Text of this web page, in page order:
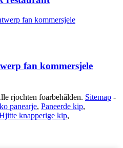
fan kommersjele
rjochten foarbehâlden. Sitemap -
panearje, Paneerde kip,
knapperige kip,